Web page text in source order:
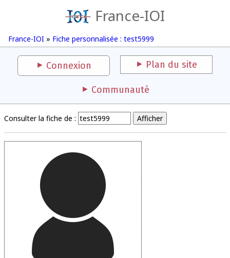
France-IOI
France-IOI » Fiche personnalisée : test5999
Connexion Plan du site
Communauté
Consulter la fiche de :